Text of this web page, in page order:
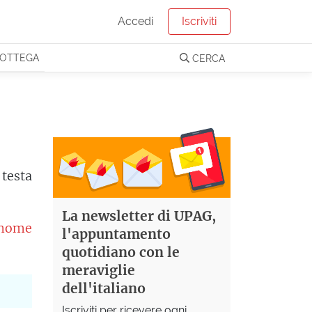
Accedi Iscriviti
CERCA
La newsletter di UPAG,
l'appuntamento
quotidiano con le
meraviglie
dell'italiano